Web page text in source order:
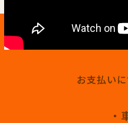
お支払い
・